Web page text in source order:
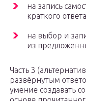
на запись
краткого
на выбор и
из
Часть 3
развёрнутым
умение создавать